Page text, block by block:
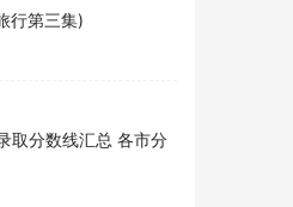
行第三集)
取分数线汇总 各市分